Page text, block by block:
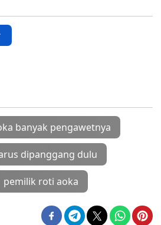
banyak pengawetnya
dipanggang dulu
pemilik roti aoka